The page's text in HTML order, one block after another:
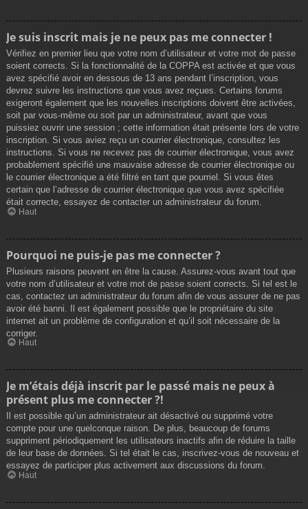
Je suis inscrit mais je ne peux pas me connecter !
Vérifiez en premier lieu que votre nom d’utilisateur et votre mot de passe
soient corrects. Si la fonctionnalité de la COPPA est activée et que vous
avez spécifié avoir en dessous de 13 ans pendant l’inscription, vous
devrez suivre les instructions que vous avez reçues. Certains forums
exigeront également que les nouvelles inscriptions doivent être activées,
soit par vous-même ou soit par un administrateur, avant que vous
puissiez ouvrir une session ; cette information était présente lors de votre
inscription. Si vous aviez reçu un courrier électronique, consultez les
instructions. Si vous ne recevez pas de courrier électronique, vous avez
probablement spécifié une mauvaise adresse de courrier électronique ou
le courrier électronique a été filtré en tant que pourriel. Si vous êtes
certain que l’adresse de courrier électronique que vous avez spécifiée
était correcte, essayez de contacter un administrateur du forum.
Haut
Pourquoi ne puis-je pas me connecter ?
Plusieurs raisons peuvent en être la cause. Assurez-vous avant tout que
votre nom d’utilisateur et votre mot de passe soient corrects. Si tel est le
cas, contactez un administrateur du forum afin de vous assurer de ne pas
avoir été banni. Il est également possible que le propriétaire du site
internet ait un problème de configuration et qu’il soit nécessaire de la
corriger.
Haut
Je m’étais déjà inscrit par le passé mais ne peux à
présent plus me connecter ?!
Il est possible qu’un administrateur ait désactivé ou supprimé votre
compte pour une quelconque raison. De plus, beaucoup de forums
suppriment périodiquement les utilisateurs inactifs afin de réduire la taille
de leur base de données. Si tel était le cas, inscrivez-vous de nouveau et
essayez de participer plus activement aux discussions du forum.
Haut